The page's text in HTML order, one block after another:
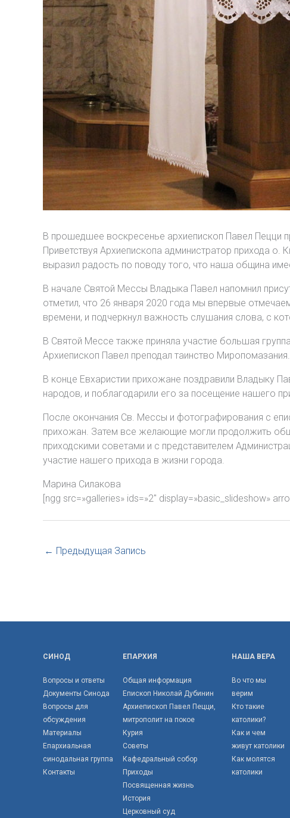
В прошедшее воскресенье архиепископ Павел Пецци
Приветствуя Архиепископа администратор прихода
выразил радость по поводу того, что наша община
В начале Святой Мессы Владыка Павел напомнил
отметил, что 26 января 2020 года мы впервые
времени, и подчеркнул важность слушания слова, с
В Святой Мессе также приняла участие большая
Архиепископ Павел преподал таинство
В конце Евхаристии прихожане поздравили Владыку
народов, и поблагодарили его за посещение нашего
После окончания Св. Мессы и фотографирования с
прихожан. Затем все желающие могли продолжить
приходскими советами и с представителем
участие нашего прихода в жизни города.
Марина Силакова
[ngg src=»galleries» ids=»2″ display=»basic_slideshow»
← Предыдущая Запись
СИНОД
Вопросы и ответы
Документы Синода
Вопросы для
обсуждения
Материалы
Епархиальная
синодальная группа
Контакты
ЕПАРХИЯ
Общая информация
Епископ Николай Дубинин
Архиепископ Павел Пецци,
митрополит на покое
Курия
Советы
Кафедральный собор
Приходы
Посвященная жизнь
История
Церковный суд
НАША ВЕРА
Во что мы
верим
Кто такие
католики?
Как и чем
живут католики
Как молятся
католики